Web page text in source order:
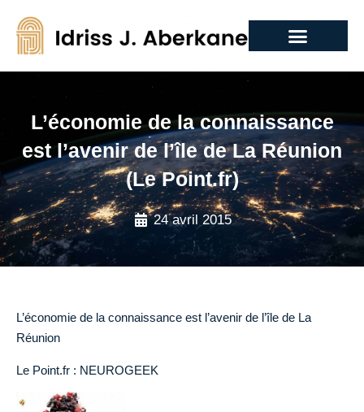
L’économie de la connaissance
est l’avenir de l’île de La Réunion
(Le Point.fr)
24 avril 2015
L’économie de la connaissance est l’avenir de l’île de La
Réunion
Le Point.fr : NEUROGEEK